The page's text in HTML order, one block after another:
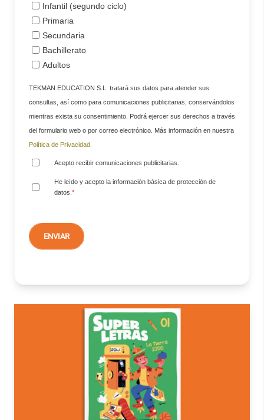
Infantil (segundo ciclo)
Primaria
Secundaria
Bachillerato
Adultos
TEKMAN EDUCATION S.L. tratará sus datos para atender sus
consultas, así como para comunicaciones publicitarias, conservándolos
mientras exista su consentimiento. Podrá ejercer sus derechos a través
del formulario web o por correo electrónico. Más información en nuestra
Política de Privacidad.
Acepto recibir comunicaciones publicitarias.
He leído y acepto la información básica de protección de
datos. *